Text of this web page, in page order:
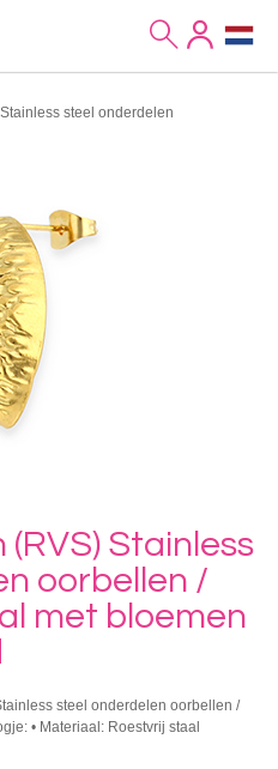
steel onderdelen
Stainless
oorbellen /
met bloemen
steel onderdelen oorbellen /
• Materiaal: Roestvrij staal